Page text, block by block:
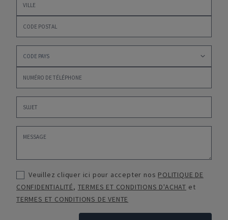
Veuillez cliquer ici pour accepter nos POLITIQUE DE
CONFIDENTIALITÉ, TERMES ET CONDITIONS D'ACHAT et
TERMES ET CONDITIONS DE VENTE